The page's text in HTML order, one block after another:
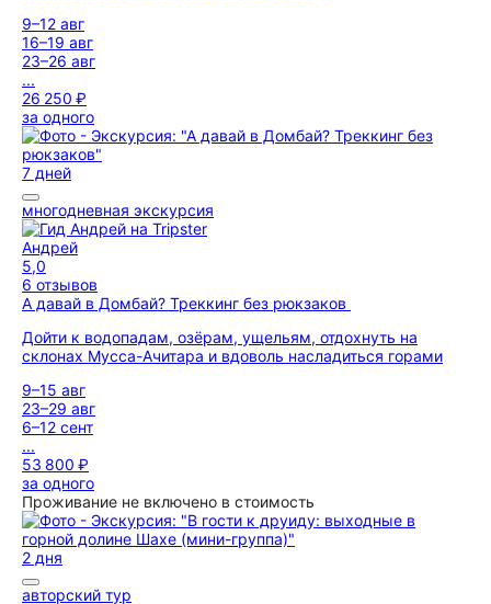
9–12 авг
16–19 авг
23–26 авг
...
26 250 ₽
за одного
7 дней
многодневная экскурсия
Андрей
5,0
6 отзывов
А давай в Домбай? Треккинг без рюкзаков
Дойти к водопадам, озёрам, ущельям, отдохнуть на
склонах Мусса-Ачитара и вдоволь насладиться горами
9–15 авг
23–29 авг
6–12 сент
...
53 800 ₽
за одного
Проживание не включено в стоимость
2 дня
авторский тур